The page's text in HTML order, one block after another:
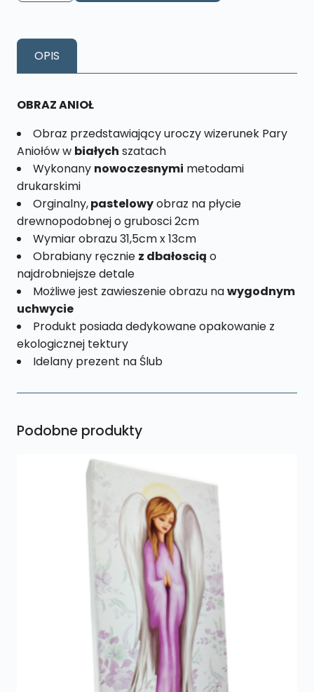
Biała
Rozmiar
nr.
OPIS
OBRAZ ANIOŁ
Obraz przedstawiający uroczy wizerunek Pary
Aniołów w białych szatach
Wykonany nowoczesnymi metodami
drukarskimi
Orginalny,pastelowyobraz na płycie
drewnopodobnej o grubosci 2cm
Wymiar obrazu 31,5cm x 13cm
Obrabiany ręcznie z dbałoscią o
najdrobniejsze detale
Możliwe jest zawieszenie obrazu nawygodnym
uchwycie
Produkt posiada dedykowane opakowanie z
ekologicznej tektury
Idelany prezent na Ślub
Podobne produkty